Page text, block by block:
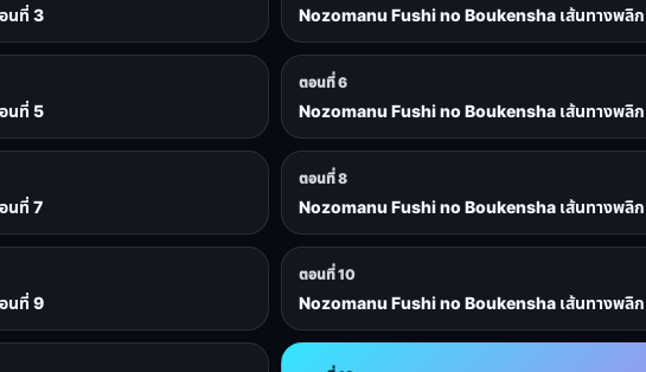
นที่ 3 Nozomanu Fushi no Boukensha เส้นทางพลิ
นที่ 5
ตอนที่ 6
Nozomanu Fushi no Boukensha เส้นทางพลิ
นที่ 7
ตอนที่ 8
Nozomanu Fushi no Boukensha เส้นทางพลิ
นที่ 9
ตอนที่ 10
Nozomanu Fushi no Boukensha เส้นทางพลิ